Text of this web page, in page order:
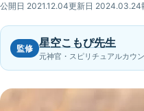
公開日 2021.12.04更新日 2024.03.24
監修 星空こもぴ先生
元神官・スピリチュアルカウ